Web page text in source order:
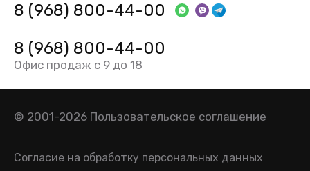
8 (968) 800-44-00
8 (968) 800-44-00
Офис продаж с 9 до 18
© 2001-2026 Пользовательское соглашение
Согласие на обработку персональных данных